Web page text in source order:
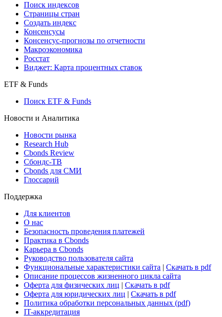
Поиск индексов
Страницы стран
Создать индекс
Консенсусы
Консенсус-прогнозы по отчетности
Макроэкономика
Росстат
Виджет: Карта процентных ставок
ETF & Funds
Поиск ETF & Funds
Новости и Аналитика
Новости рынка
Research Hub
Cbonds Review
Сбондс-ТВ
Cbonds для СМИ
Глоссарий
Поддержка
Для клиентов
О нас
Безопасность проведения платежей
Практика в Cbonds
Карьера в Cbonds
Руководство пользователя сайта
Функциональные характеристики сайта | Скачать в pdf
Описание процессов жизненного цикла сайта
Оферта для физических лиц | Скачать в pdf
Оферта для юридических лиц | Скачать в pdf
Политика обработки персональных данных (pdf)
IT-аккредитация